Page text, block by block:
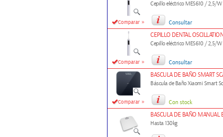
Comparar »
Cepillo eléctrico MES610 / 2,5/
Consultar
Comparar »
CEPILLO DENTAL
Cepillo eléctrico MES610 / 2,5/
Consultar
Comparar »
BASCULA DE BAÑO SMART
Báscula de Baño Xiaomi Smart
Con stock
BASCULA DE BAÑO MANUAL
Hasta 130kg